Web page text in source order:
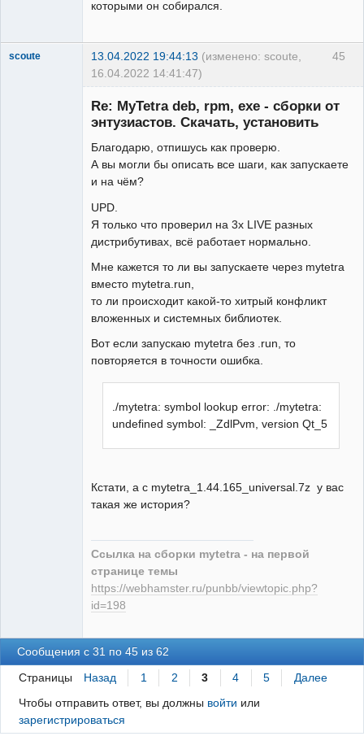
которыми он собирался.
45
scoute 13.04.2022 19:44:13 (изменено: scoute,
16.04.2022 14:41:47)
Re: MyTetra deb, rpm, exe - сборки от
энтузиастов. Скачать, установить
Благодарю, отпишусь как проверю.
А вы могли бы описать все шаги, как запускаете
и на чём?
UPD.
Я только что проверил на 3х LIVE разных
дистрибутивах, всё работает нормально.
Мне кажется то ли вы запускаете через mytetra
вместо mytetra.run,
то ли происходит какой-то хитрый конфликт
вложенных и системных библиотек.
Вот если запускаю mytetra без .run, то
повторяется в точности ошибка.
./mytetra: symbol lookup error: ./mytetra:
undefined symbol: _ZdlPvm, version Qt_5
Кстати, а с mytetra_1.44.165_universal.7z у вас
такая же история?
Ссылка на сборки mytetra - на первой
странице темы
https://webhamster.ru/punbb/viewtopic.php?
id=198
Сообщения с 31 по 45 из 62
Страницы Назад 1 2 3 4 5
Далее
Чтобы отправить ответ, вы должны войти или
зарегистрироваться